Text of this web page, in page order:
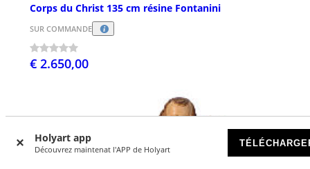
Holyart app
Découvrez maintenat l'APP de Holyart
Corps du Christ 135 cm résine Fontanini
SUR COMMANDE
€ 2.650,00